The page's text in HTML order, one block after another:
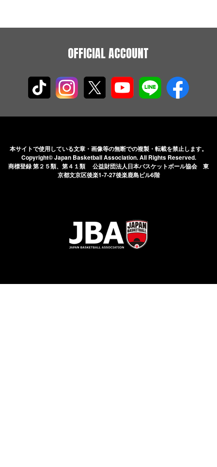
OFFICIAL ACCOUNT
本サイトで使用している文章・画像等の無断での複製・転載を禁止します。
Copyright© Japan Basketball Association.All Rights Reserved.
商標登録 第２５類、第４１類 公益財団法人日本バスケットボール協会 東
京都文京区後楽1-7-27後楽鹿島ビル6階